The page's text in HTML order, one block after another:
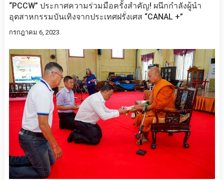
“PCCW” ประกาศความร่วมมือครั้งสำคัญ! ผนึกกำลังผู้นำ
อุตสาหกรรมบันเทิงจากประเทศฝรั่งเศส “CANAL +”
กรกฎาคม 6, 2023